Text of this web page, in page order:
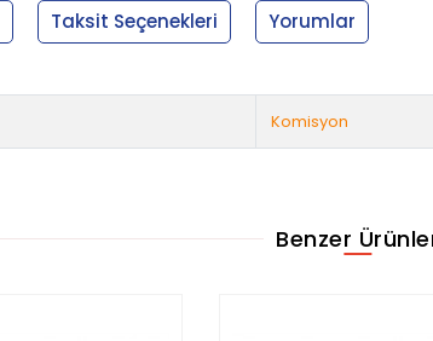
Taksit Seçenekleri Yorumlar
Komisyon
Benzer